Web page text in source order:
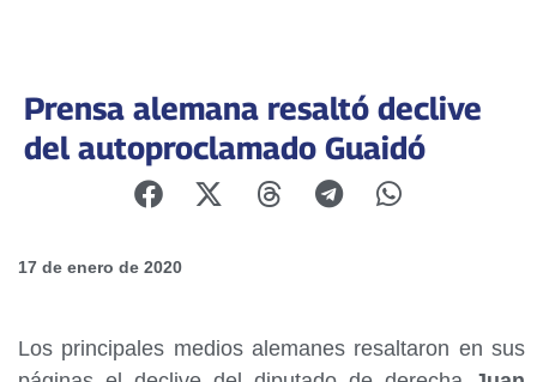
Prensa alemana resaltó declive
del autoproclamado Guaidó
17 de enero de 2020
Los principales medios alemanes resaltaron en sus